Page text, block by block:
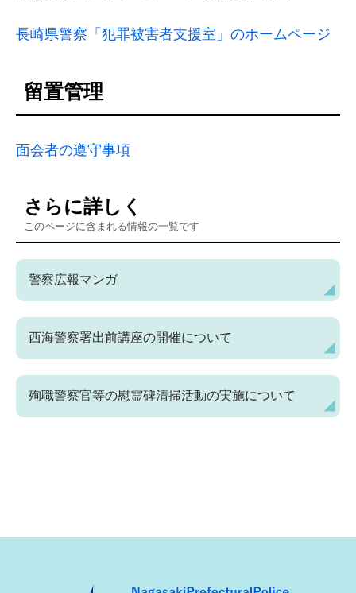
長崎県警察「犯罪被害者支援室」のホームページ
留置管理
面会者の遵守事項
さらに詳しく
このページに含まれる情報の一覧です
警察広報マンガ
西海警察署出前講座の開催について
殉職警察官等の慰霊碑清掃活動の実施について